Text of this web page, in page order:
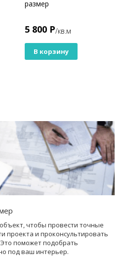
размер
5 800 Р/кв.м
В корзину
чтобы провести точные
проекта и проконсультировать
поможет подобрать
под ваш интерьер.